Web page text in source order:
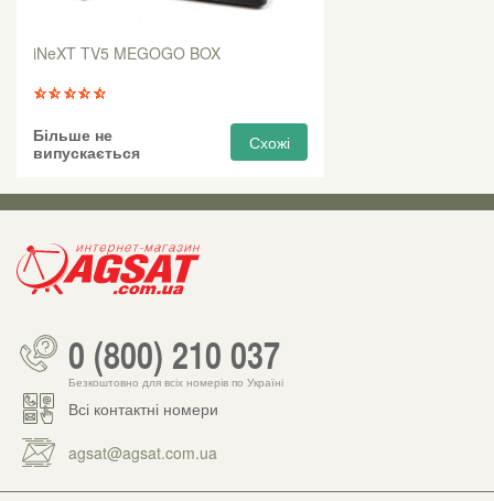
iNeXT TV5 MEGOGO BOX
Більше не
випускається
Схожі
0 (800) 210 037
Безкоштовно для всіх номерів по Україні
Всі контактні номери
agsat@agsat.com.ua